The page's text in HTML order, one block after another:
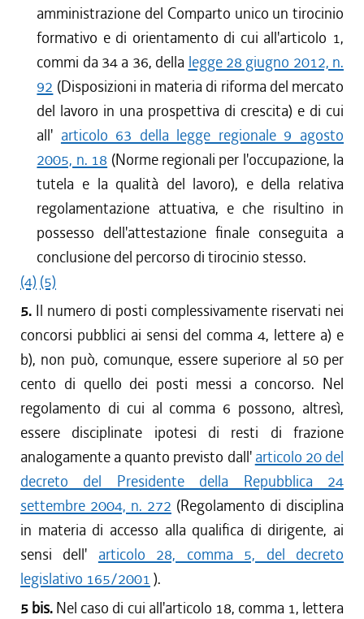
amministrazione del Comparto unico un tirocinio
formativo e di orientamento di cui all'articolo 1,
commi da 34 a 36, della legge 28 giugno 2012, n.
92 (Disposizioni in materia di riforma del mercato
del lavoro in una prospettiva di crescita) e di cui
all' articolo 63 della legge regionale 9 agosto
2005, n. 18 (Norme regionali per l'occupazione, la
tutela e la qualità del lavoro), e della relativa
regolamentazione attuativa, e che risultino in
possesso dell'attestazione finale conseguita a
conclusione del percorso di tirocinio stesso.
(4) (5)
5. Il numero di posti complessivamente riservati nei
concorsi pubblici ai sensi del comma 4, lettere a) e
b), non può, comunque, essere superiore al 50 per
cento di quello dei posti messi a concorso. Nel
regolamento di cui al comma 6 possono, altresì,
essere disciplinate ipotesi di resti di frazione
analogamente a quanto previsto dall' articolo 20 del
decreto del Presidente della Repubblica 24
settembre 2004, n. 272 (Regolamento di disciplina
in materia di accesso alla qualifica di dirigente, ai
sensi dell' articolo 28, comma 5, del decreto
legislativo 165/2001 ).
5 bis. Nel caso di cui all'articolo 18, comma 1, lettera